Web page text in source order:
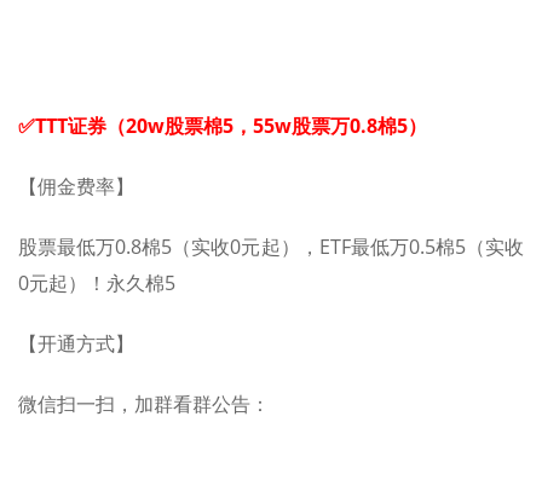
✅TTT证券（20w股票棉5，55w股票万0.8棉5）
【佣金费率】
股票最低万0.8棉5（实收0元起），ETF最低万0.5棉5（实收
0元起）！永久棉5
【开通方式】
微信扫一扫，加群看群公告：